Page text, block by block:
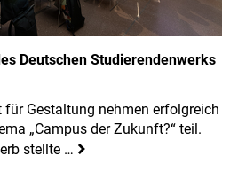
Deutschen Studierendenwerks
für Gestaltung nehmen erfolgreich
„Campus der Zukunft?“ teil.
stellte …